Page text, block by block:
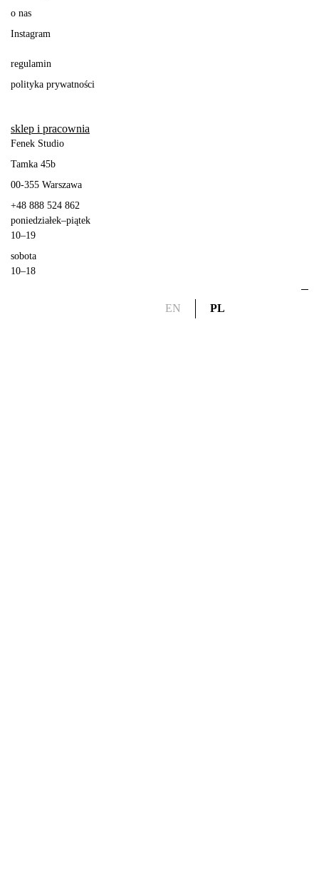
o nas
Instagram
regulamin
polityka prywatności
sklep i pracownia
Fenek Studio
Tamka 45b
00-355 Warszawa
+48 888 524 862
poniedziałek–piątek
10–19
sobota
10–18
EN PL